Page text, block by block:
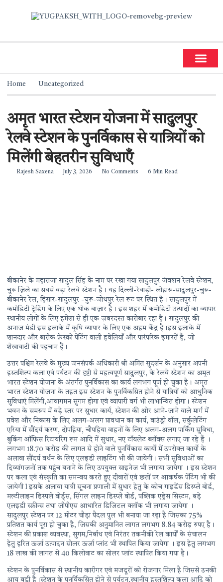
Home Uncategorized
अमृत भारत स्टेशन योजना में सादुलपुर
रेलवे स्टेशन के पुनर्विकास से यात्रियों को
मिलेंगी बेहतरीन सुविधाएँ
Rajesh Saxena July 3, 2026 No Comments 6 Min Read
बीकानेर के महाराजा सादुल सिंह के नाम पर रखा गया सादुलपुर जंक्शन रेलवे स्टेशन,
चुरू ज़िले का सबसे बड़ा रेलवे स्टेशन है। यह दिल्ली-रेवाड़ी- लोहारू-सादुलपुर-चुरू-
बीकानेर रेल, हिसार-सादुलपुर -चुरू-जोधपुर रेल रूट पर स्थित है। सादुलपुर में
कमोडिटी ट्रेडिंग के लिए एक थोक बाज़ार है। इस शहर में कमोडिटी उत्पादों का व्यापार
स्थानीय लोगों के लिए हमेशा से ही एक ज़बरदस्त कारोबार रहा है। सादुलपुर की
अनाज मंडी इस इलाके में कृषि व्यापार के लिए एक अहम केंद्र है।इस इलाके में
शानदार और बारीक फ़्रेस्को पेंटिंग वाली हवेलियाँ और पारंपरिक इमारतें हैं, जो
शेखावाटी की पहचान हैं।
उत्तर पश्चिम रेलवे के मुख्य जनसंपर्क अधिकारी श्री अमित सुदर्शन के अनुसार अपनी
हस्तशिल्प कला एवं पर्यटन की दृष्टी से महत्वपूर्ण सादुलपुर, के रेलवे स्टेशन का अमृत
भारत स्टेशन योजना के अंतर्गत पुनर्विकास का कार्य लगभग पूर्ण हो चुका है। अमृत
भारत स्टेशन योजना के तहत इस स्टेशन के पुनर्विकसित होने से यात्रियों को आधुनिक
सुविधाएं मिलेंगी,आवागमन सुगम होगा एवं व्यापारी वर्ग भी लाभान्वित होगा। स्टेशन
भवन के समरूप में बड़े स्तर पर सुधार कार्य, स्टेशन की ओर आने-जाने वाले मार्ग में
प्रवेश और निकास के लिए अलग-अलग प्रावधान का कार्य, बाउंड्री वॉल, सर्कुलेटिंग
एरिया में सौंदर्य करण, दोपहिया, चौपहिया वाहनों के लिए अलग-अलग पार्किंग सुविधा,
बुकिंग ऑफिस रिटायरिंग रूम आदि में सुधार, नए टॉयलेट ब्लॉक्स लगाए जा रहे हैं ।
लगभग 18.70 करोड़ की लागत से होने वाले पुनर्विकास कार्यों में उपरोक्त कार्यो के
अलावा सौंदर्य वर्धन के लिए एलइडी लाइटिंग भी की जायेगी। सभी सुविधाओं का
दिव्यांगजनों तक पहुंच बनाने के लिए उपयुक्त साइनेज भी लगाया जायेगा । इस स्टेशन
पर कला एवं संस्कृति का समन्वय करते हुए दीवारों एवं छतों पर आकर्षक पेंटिंग भी की
जायेगी l इसके अलावा यात्री सूचना प्रणाली में सुधार हेतु के कोच गाइडेंस डिस्प्ले बोर्ड,
मल्टीलाइन डिस्पले बोर्ड्स, सिंगल लाइन डिस्प्ले बोर्ड, पब्लिक एड्रेस सिस्टम, बड़े
एलइडी स्क्रीन्स तथा जीपीएस आधारित डिजिटल क्लॉक भी लगाया जायेगा ।
सादुलपुर स्टेशन पर 12 मीटर चौड़ा पैदल पुल भी बनाया जा रहा है जिसका 75%
प्रतिशत कार्य पूरा हो चुका है, जिसकी अनुमानित लागत लगभग 8.84 करोड़ रुपए है।
स्टेशन की प्रकाश व्यवस्था, सुगम,निर्बाध एवं निरंतर तकनीकी रेल कार्यों के संचालन
हेतु हरित ऊर्जा उत्पादन सोलर ऊर्जा प्लांट भी स्थापित किया जायेगा । इस हेतु लगभग
18 लाख की लागत से 40 किलोवाट का सोलर प्लांट स्थापित किया गया है।
स्टेशन के पुनर्विकास से स्थानीय कारीगर एवं मजदूरों को रोजगार मिला है जिससे उनकी
आय बढी है।स्टेशन के पुनर्विकसित होने से पर्यटन,स्थानीय हस्तशिल्प कला आदि को